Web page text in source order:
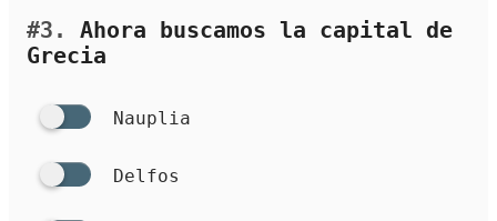
#3.
Ahora buscamos la capital de
Grecia
Nauplia
Delfos